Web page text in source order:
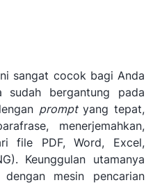
sangat cocok bagi Anda
sudah bergantung pada
promptyang tepat,
menerjemahkan,
file PDF, Word, Excel,
Keunggulan utamanya
mesin pencarian